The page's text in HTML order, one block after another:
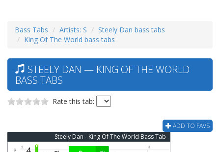
Bass Tabs Artists: S
Steely Dan bass tabs
King Of The World bass tabs
STEELY DAN — KING OF THE WORLD
BASS TABS
Rate this tab:
ADD TO FAVS
Steely Dan - King Of The World Bass Tab